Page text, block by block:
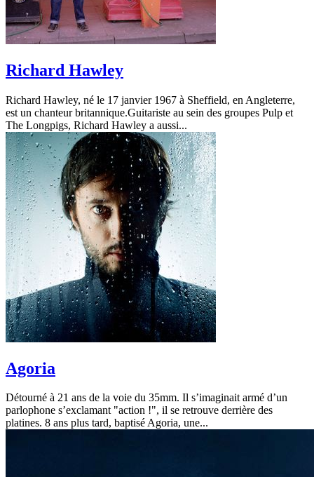
Richard Hawley
Richard Hawley, né le 17 janvier 1967 à Sheffield, en Angleterre,
est un chanteur britannique.Guitariste au sein des groupes Pulp et
The Longpigs, Richard Hawley a aussi...
Agoria
Détourné à 21 ans de la voie du 35mm. Il s’imaginait armé d’un
parlophone s’exclamant "action !", il se retrouve derrière des
platines. 8 ans plus tard, baptisé Agoria, une...